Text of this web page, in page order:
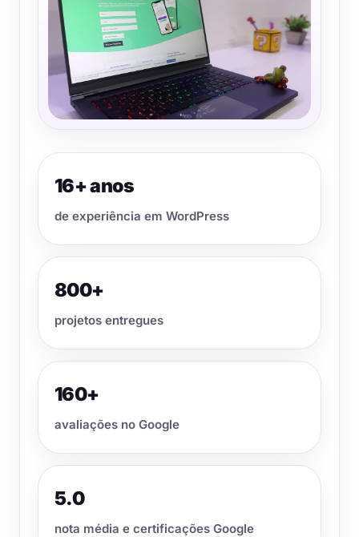
16+ anos
de experiência em WordPress
800+
projetos entregues
160+
avaliações no Google
5.0
nota média e certificações Google